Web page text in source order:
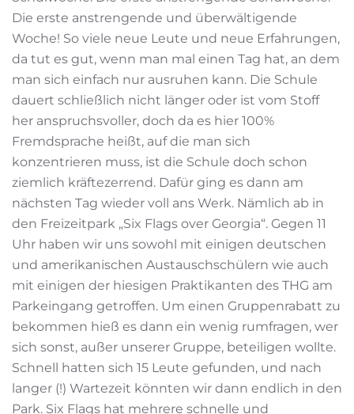
Die erste anstrengende und überwältigende
Woche! So viele neue Leute und neue Erfahrungen,
da tut es gut, wenn man mal einen Tag hat, an dem
man sich einfach nur ausruhen kann. Die Schule
dauert schließlich nicht länger oder ist vom Stoff
her anspruchsvoller, doch da es hier 100%
Fremdsprache heißt, auf die man sich
konzentrieren muss, ist die Schule doch schon
ziemlich kräftezerrend. Dafür ging es dann am
nächsten Tag wieder voll ans Werk. Nämlich ab in
den Freizeitpark „Six Flags over Georgia“. Gegen 11
Uhr haben wir uns sowohl mit einigen deutschen
und amerikanischen Austauschschülern wie auch
mit einigen der hiesigen Praktikanten des THG am
Parkeingang getroffen. Um einen Gruppenrabatt zu
bekommen hieß es dann ein wenig rumfragen, wer
sich sonst, außer unserer Gruppe, beteiligen wollte.
Schnell hatten sich 15 Leute gefunden, und nach
langer (!) Wartezeit könnten wir dann endlich in den
Park. Six Flags hat mehrere schnelle und